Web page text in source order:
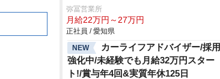
弥冨営業所
月給22万円～27万円
正社員 / 愛知県
NEW
カーライフアドバイザー/採用
強化中/未経験でも月給32万円スター
ト!/賞与年4回&実質年休125日